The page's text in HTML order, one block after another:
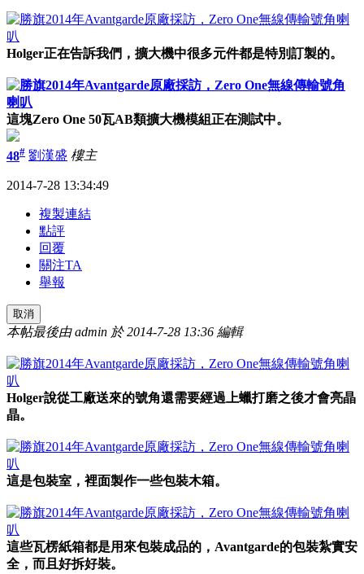
Holger正在告訴我們，擴大機中很多元件都是特別訂製的。
這塊Zero One 50瓦AB類擴大機模組正在測試中。
48# 劉漢盛 樓主
2014-7-28 13:34:49
複製連結
點評
回覆
關注TA
舉報
取消
本帖最後由 admin 於 2014-7-28 13:36 編輯
Holger說從工廠送來的號角還需要經過上蠟打磨之後才會亮晶
晶。
這是包裝室，裡面製作一些包裝木箱。
這些瓦楞紙箱都是用來包裝成品的，Avantgarde的包裝紮實安
全，而且好拆好裝。